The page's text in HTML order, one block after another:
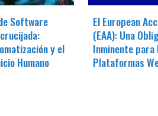
Software
y el
Humano
El European
(EAA): Una
Inminente para
Plataformas